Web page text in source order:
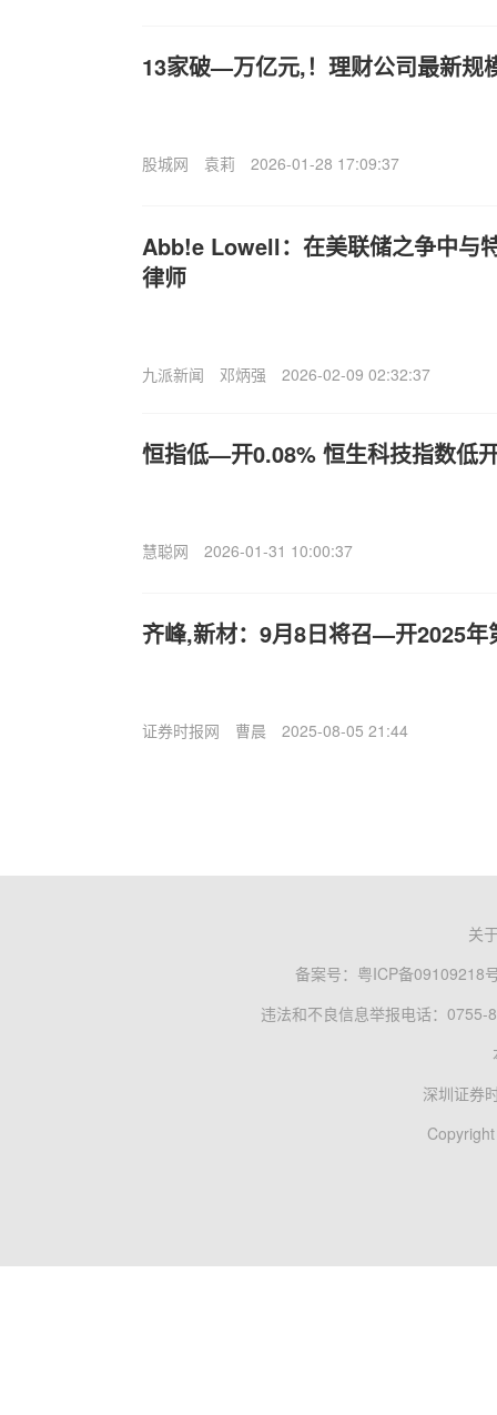
13家破—万亿元,！理财公司最新规
股城网 袁莉 2026-01-28 17:09:37
Abb!e Lowell：在美联储之争中与
律师
九派新闻 邓炳强 2026-02-09 02:32:37
恒指低—开0.08% 恒生科技指数低
慧聪网 2026-01-31 10:00:37
齐峰,新材：9月8日将召—开2025年
证券时报网 曹晨 2025-08-05 21:44
关
备案号： 粤ICP备09109218
违法和不良信息举报电话：0755-
深圳证券